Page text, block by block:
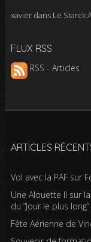
xavierdans Le Starck
FLUX RSS
RSS - Articles
ARTICLES
Vol avec la PAF sur
Une Alouette II sur
du “Jour le plus long”
Fête Aérienne de